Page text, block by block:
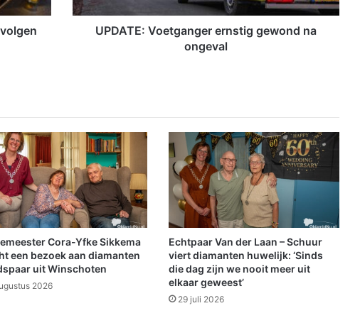
o
e
r
e
n
s
t
i
g
g
e
UPDATE: Voetganger ernstig gewond na
ongeval
Cora-Yfke Sikkema
een bezoek aan diamanten
uit Winschoten
2026
Echtpaar Van der Laan – Schuur
viert diamanten huwelijk: ‘Sinds
die dag zijn we nooit meer uit
elkaar geweest’
29 juli 2026